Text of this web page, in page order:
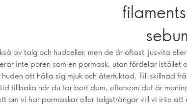
av talg och hudceller, men de är oftast ljusvita
inte poren som en pormask, utan fördelar istället
att hålla sig mjuk och återfuktad. Till skillnad
tillbaka när du tar bort dem, eftersom det är
om vi har pormaskar eller talgsträngar vill vi inte att